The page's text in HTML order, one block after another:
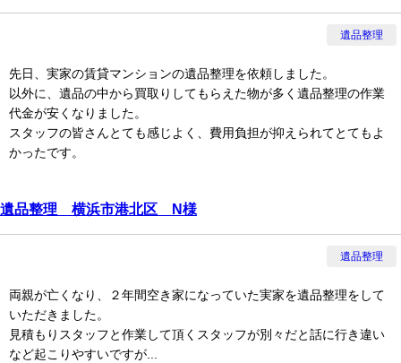
遺品整理
先日、実家の賃貸マンションの遺品整理を依頼しました。
以外に、遺品の中から買取りしてもらえた物が多く遺品整理の作業
代金が安くなりました。
スタッフの皆さんとても感じよく、費用負担が抑えられてとてもよ
かったです。
遺品整理 横浜市港北区 N様
遺品整理
両親が亡くなり、２年間空き家になっていた実家を遺品整理をして
いただきました。
見積もりスタッフと作業して頂くスタッフが別々だと話に行き違い
など起こりやすいですが...